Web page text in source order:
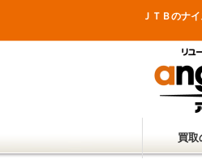
ＪＴＢのナ
買取